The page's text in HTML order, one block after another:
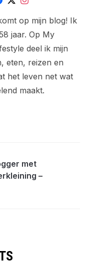
op mijn blog! Ik
jaar. Op My
deel ik mijn
eten, reizen en
het leven net wat
maakt.
met
–